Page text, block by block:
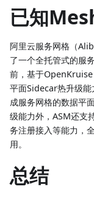
已知
阿里云服务网格（
了一个全托管式的服
前，基于
平面Sidecar热升级
成服务网格的数据平
级能力外，ASM还支
务注册接入等能力，
用。
总结